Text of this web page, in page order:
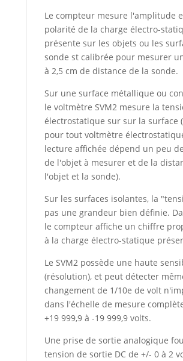
Le compteur mesure l'amplitude
polarité de la charge électro-
présente sur les objets ou les
sonde st calibrée pour mesurer
à 2,5 cm de distance de la sonde.
Sur une surface métallique ou
le voltmètre SVM2 mesure la
électrostatique sur sur la surface
pour tout voltmètre
lecture affichée dépend un peu
de l'objet à mesurer et de la
l'objet et la sonde).
Sur les surfaces isolantes, la
pas une grandeur bien définie.
le compteur affiche un chiffre
à la charge électro-statique
Le SVM2 possède une haute
(résolution), et peut détecter
changement de 1/10e de volt
dans l'échelle de mesure
+19 999,9 à -19 999,9 volts.
Une prise de sortie analogique
tension de sortie DC de +/- 0 à 2